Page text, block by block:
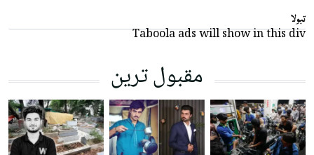
تبولا
Taboola ads will show in this div
مقبول ترین